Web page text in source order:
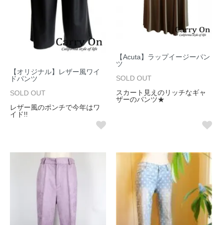
【オリジナル】レザー風ワイ
ドパンツ
SOLD OUT
レザー風のポンチで今年はワ
イド!!
【Acuta】ラップイージーパン
ツ
SOLD OUT
スカート見えのリッチなギャ
ザーのパンツ★